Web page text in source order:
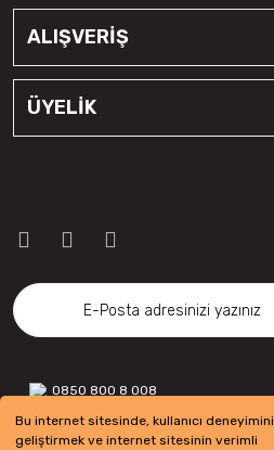
Bu internet sitesinde, kullanıcı deneyimini
geliştirmek ve internet sitesinin verimli
ALIŞVERİŞ
ÜYELİK
0850 800 8 008